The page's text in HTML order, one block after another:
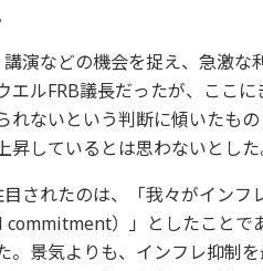
演などの機会を捉え、急激
エルFRB議長だったが、ここ
れないという判断に傾いたも
昇しているとは思わないとした
されたのは、「我々がインフ
commitment）」としたことで
。景気よりも、インフレ抑制